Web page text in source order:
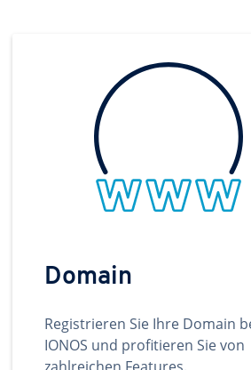
Domain
Registrieren Sie Ihre Domain
IONOS und profitieren Sie von